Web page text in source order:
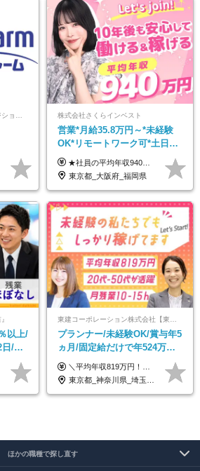
株式会社さくらインベスト
営業*月給35.8万円～*未経験
OK*リモートワーク可*土日祝
休み*年休123日以上*転職者全
員が収入UP
★社員の平均年収940万円（※2025年11月時点） ★転職者は全員収入アップを実現 ★入社半年で昇給した実績あり！ 【営業未経験】 月給35万8,000円～（固定残業代含む）＋インセンティブ ＋賞与年2回 【管理職候補】 月給40万円～100万円＋インセンティブ＋賞与年2回 ※固定残業代は、時間外労働の有無にかかわらず月25時間分（月5万8,000円～）を支給します。 ※上記を超える時間外労働分は、別途追加で支給します。 ＼月給額が高い理由について／ 当社が扱うのは、1件あたり100万円以上となる高単価な金融商品です。 そのため月給ベースも高く設定して社員に還元しています。 ＜試用期間中の給与＞※営業未経験の方 試用期間2カ月あり。 月給25万円＋営業手当5万円（資格取得後より日割り支給） ※残業代は別途全額支給します。 ※その他の待遇に差異はありません。 ★時短勤務も可能です ・7時間勤務：月給26万2,500円～＋インセンティブ＋賞与（年2回） ・6時間勤務：月給24万円～＋インセンティブ＋賞与（年2回） （時短勤務例）9:00-16:00、10:00-17:00など
東京都_大阪府_福岡県
以上/
/月
年2
プランナー/未経験OK/賞与年5
ヵ月/固定給だけで年524万円
可能/二人に一人が年収700万
円/休めて稼げる
＼平均年収819万円！社員の最大年収3,131万円／ ＼2人に1人が年収700万円以上／ ＼5人に1人が年収1,000万円以上！／ 固定給だけで、年収524万円も可能！ インセンティブだけでなく固定給でもしっかり稼げる仕組みです！ 【入社初年度】 年収400万～550万円＋インセンティブ →月給26万3,000円～29万5,600円＋賞与年2回（基本給×約5ヵ月分※前年度実績）＋インセンティブ＋各種手当 【インセンティブ】 1物件着工で目安80万～200万円 ※建物の契約金額実績によります 【各種手当】 ・都市手当…月1万円～3万円（首都圏・東海圏・関西圏で弊社指定の事業所に勤務する方が対象） ・家族手当…配偶者：月1万円、子供1名につき：月5千円 ・資格手当…FP資格1級：月1万円、2級：月5千円、3級：月3千円 ・役職手当…昇進欄に詳細記載（主任補：月5千円→主任：月1万円…） 【その他】 ※上記月給には、固定残業代【47時間分（7万3,800円以上）】が含まれます ※月平均残業時間は14時間と少なめです（2023年度） ※固定残業代の時間数を超える時間外労働は追加で支給 但し、時間数を超える時間外労働が発生する場合もあります（特別条項付き協定締結済）
東京都_神奈川県_埼玉県_千葉県_大阪府_愛知県_宮城県_茨城県_栃木県_群馬県_静岡県_兵庫県_京都府_福岡県
ほかの職種で探し直す